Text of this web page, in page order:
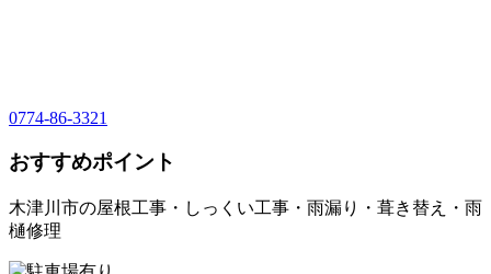
0774-86-3321
おすすめポイント
木津川市の屋根工事・しっくい工事・雨漏り・葺き替え・雨
樋修理